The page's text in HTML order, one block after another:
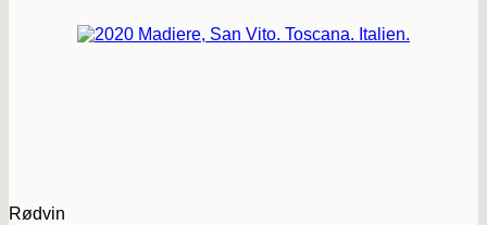
Rødvin